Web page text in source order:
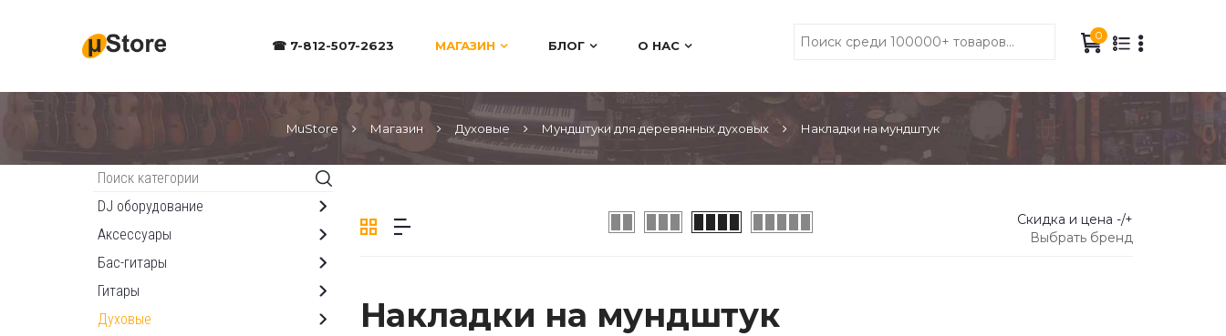
☎ 7-812-507-2623 МАГАЗИН БЛОГ О НАС
0
MuStore Магазин Духовые Мундштуки для деревянных духовых Накладки на мундштук
Каталог
DJ оборудование
Аксессуары
Бас-гитары
Гитары
Духовые
Скидка и цена -/+
Выбрать бренд
Накладки на мундштук